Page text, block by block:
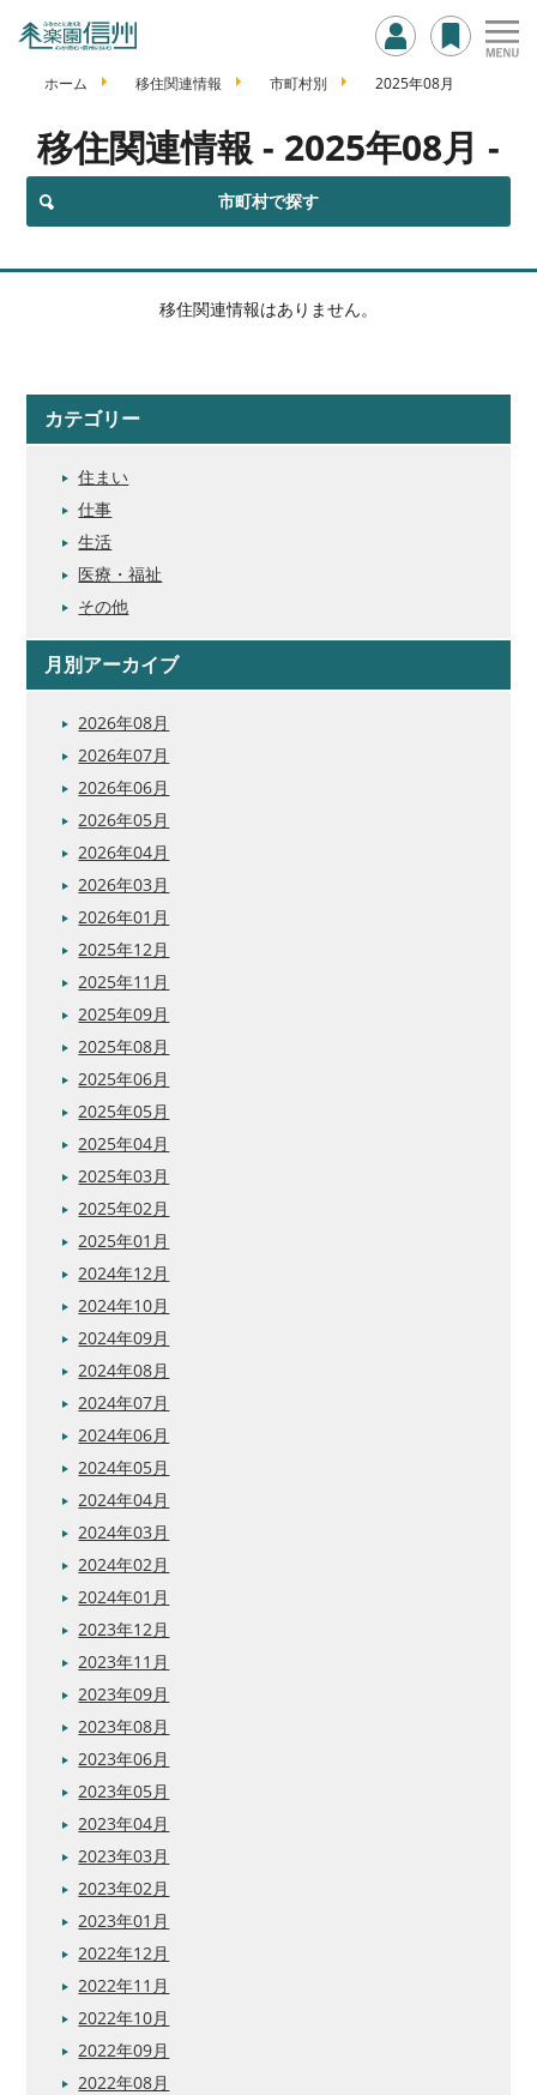
ホーム 移住関連情報 市町村別 2025年08月
移住関連情報 - 2025年08月 -
市町村で探す
移住関連情報はありません。
カテゴリー
住まい
仕事
生活
医療・福祉
その他
月別アーカイブ
2026年08月
2026年07月
2026年06月
2026年05月
2026年04月
2026年03月
2026年01月
2025年12月
2025年11月
2025年09月
2025年08月
2025年06月
2025年05月
2025年04月
2025年03月
2025年02月
2025年01月
2024年12月
2024年10月
2024年09月
2024年08月
2024年07月
2024年06月
2024年05月
2024年04月
2024年03月
2024年02月
2024年01月
2023年12月
2023年11月
2023年09月
2023年08月
2023年06月
2023年05月
2023年04月
2023年03月
2023年02月
2023年01月
2022年12月
2022年11月
2022年10月
2022年09月
2022年08月